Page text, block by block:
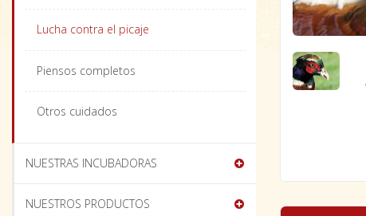
Lucha contra el picaje
Piensos completos
Otros cuidados
NUESTRAS INCUBADORAS
NUESTROS PRODUCTOS